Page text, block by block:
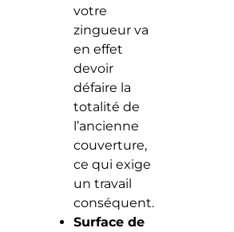
votre
zingueur va
en effet
devoir
défaire la
totalité de
l’ancienne
couverture,
ce qui exige
un travail
conséquent.
Surface de